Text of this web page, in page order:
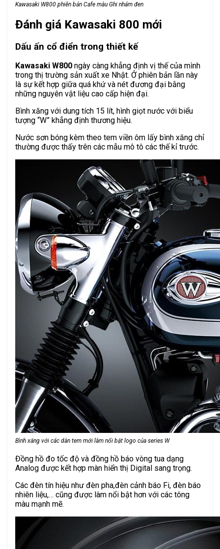
Kawasaki W800 phiên bản Cafe màu Ghi nhám đen
Đánh giá Kawasaki 800 mới
Dấu ấn cổ điển trong thiết kế
Kawasaki W800 ngày càng khẳng định vị thế của mình
trong thị trường sản xuất xe Nhật. Ở phiên bản lần này
là sự kết hợp giữa quá khứ và nét đương đại bằng
những nguyên vật liệu cao cấp hiện đại.
Bình xăng với dung tích 15 lít, hình giọt nước với biểu
tượng “W” khẳng định thương hiệu.
Nước sơn bóng kèm theo tem viền ôm lấy bình xăng chỉ
thường được thấy trên các mẫu mô tô các thế kỉ trước.
Bình xăng với các dàn tem mới làm nổi bật logo của series W
Đồng hồ đo tốc độ và đồng hồ báo vòng tua dạng
Analog được kết hợp màn hiển thị Digital sang trọng.
Các đèn tín hiệu như đèn pha,đèn cảnh báo Fi, đèn báo
nhiên liệu,… cũng được làm nổi bật hơn với các tông
màu mạnh mẽ.